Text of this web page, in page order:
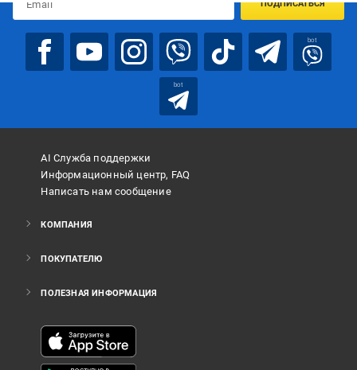
ПОДПИСАТЬСЯ
bot
bot
AI Служба поддержки
Информационный центр, FAQ
Написать нам сообщение
КОМПАНИЯ
ПОКУПАТЕЛЮ
ПОЛЕЗНАЯ ИНФОРМАЦИЯ